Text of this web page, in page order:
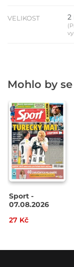
VELIKOST 2
Mohlo by
Sport -
07.08.2026
27 Kč